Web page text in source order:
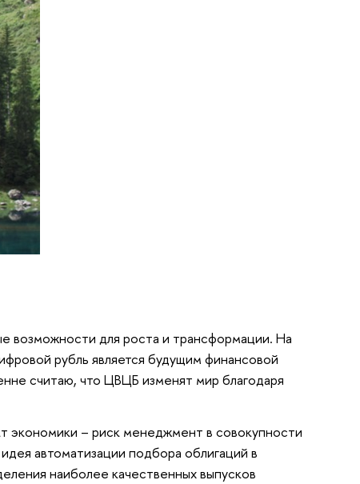
возможности для роста и трансформации. На
рубль является будущим финансовой
считаю, что ЦВЦБ изменят мир благодаря
экономики – риск менеджмент в совокупности
автоматизации подбора облигаций в
наиболее качественных выпусков